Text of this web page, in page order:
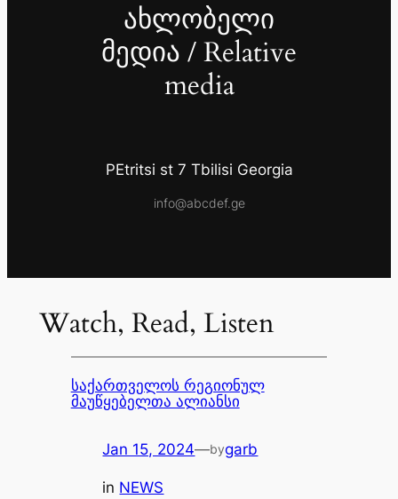
ახლობელი
მედია / Relative
media
PEtritsi st 7 Tbilisi Georgia
info@abcdef.ge
Watch, Read, Listen
საქართველოს რეგიონულ
მაუწყებელთა ალიანსი
Jan 15, 2024—bygarb
in NEWS